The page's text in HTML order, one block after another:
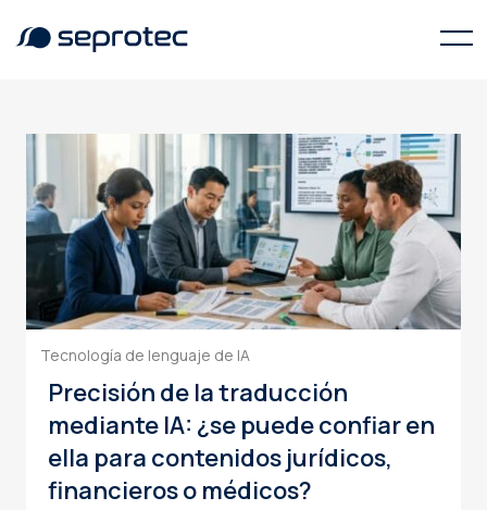
traducción jurídica
Tecnología de lenguaje de IA
Precisión de la traducción
mediante IA: ¿se puede confiar en
ella para contenidos jurídicos,
financieros o médicos?